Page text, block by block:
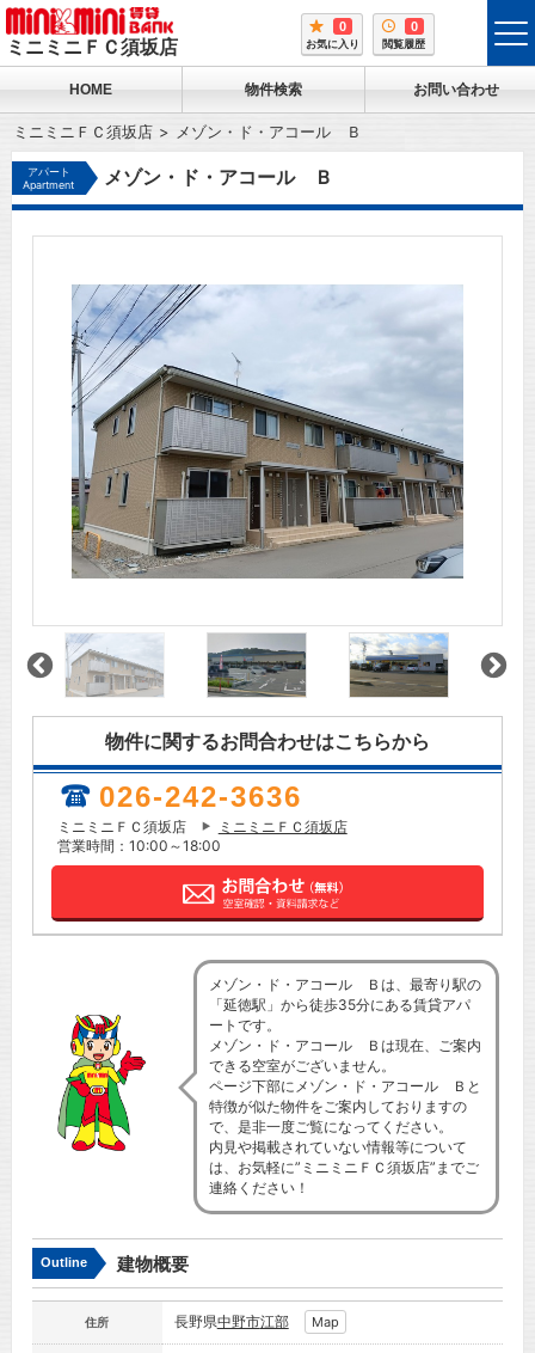
ミニミニＦＣ須坂店
0
お気に入り
0
閲覧履歴
HOME 物件検索 お問い合わせ
ミニミニＦＣ須坂店 メゾン・ド・アコール Ｂ
アパート
Apartment
メゾン・ド・アコール Ｂ
物件に関するお問合わせはこちらから
026-242-3636
ミニミニＦＣ須坂店
ミニミニＦＣ須坂店
営業時間：10:00～18:00
メゾン・ド・アコール Ｂは、最寄り駅の
「延徳駅」から徒歩35分にある賃貸アパ
ートです。
メゾン・ド・アコール Ｂは現在、ご案内
できる空室がございません。
ページ下部にメゾン・ド・アコール Ｂと
特徴が似た物件をご案内しておりますの
で、是非一度ご覧になってください。
内見や掲載されていない情報等について
は、お気軽に”ミニミニＦＣ須坂店”までご
連絡ください！
Outline 建物概要
住所 長野県中野市江部 Map